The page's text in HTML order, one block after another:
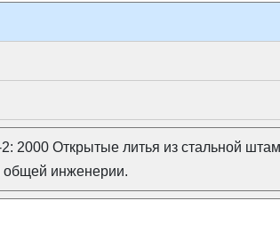
2000 Открытые литья из стальной
общей инженерии.